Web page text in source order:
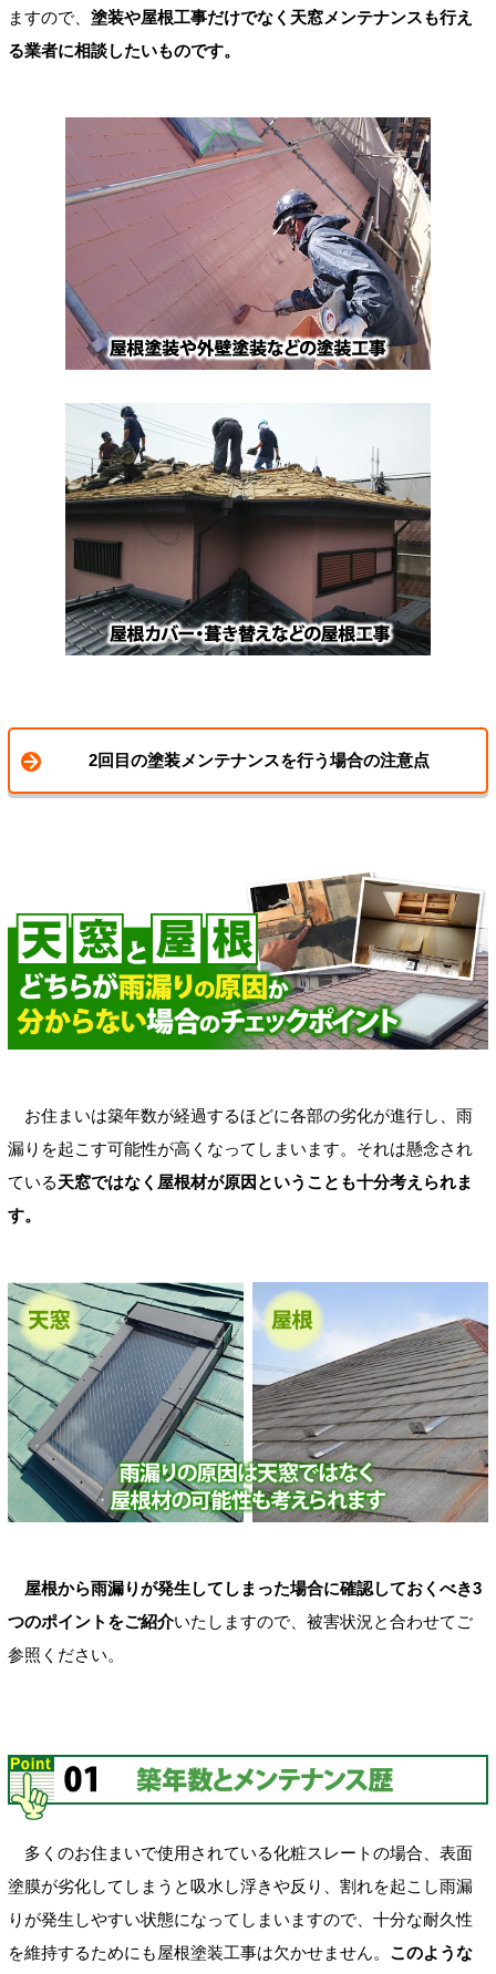
ますので、 塗装や屋根工事だけでなく天窓メンテナンスも行え
る業者に相談したいものです。
2回目の塗装メンテナンスを行う場合の注意点
お住まいは築年数が経過するほどに各部の劣化が進行し、雨
漏りを起こす可能性が高くなってしまいます。それは懸念され
ている天窓ではなく屋根材が原因ということも十分考えられま
す。
屋根から雨漏りが発生してしまった場合に確認しておくべき3
つのポイントをご紹介いたしますので、被害状況と合わせてご
参照ください。
多くのお住まいで使用されている化粧スレートの場合、表面
塗膜が劣化してしまうと吸水し浮きや反り、割れを起こし雨漏
りが発生しやすい状態になってしまいますので、十分な耐久性
を維持するためにも屋根塗装工事は欠かせません。 このような